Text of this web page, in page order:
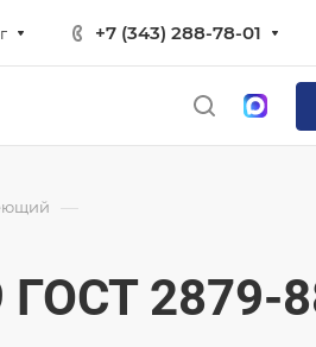
+7 (343) 288-78-01
—
2879-